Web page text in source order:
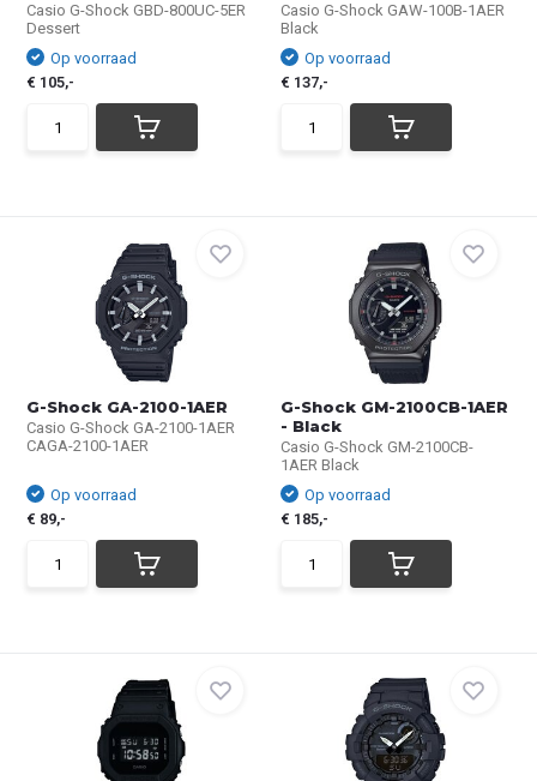
Casio G-Shock GBD-800UC-5ER
Dessert
Op voorraad
€ 105,-
Casio G-Shock GAW-100B-1AER
Black
Op voorraad
€ 137,-
G-Shock GA-2100-1AER
Casio G-Shock GA-2100-1AER
CAGA-2100-1AER
Op voorraad
€ 89,-
G-Shock GM-2100CB-1AER
- Black
Casio G-Shock GM-2100CB-
1AER Black
Op voorraad
€ 185,-